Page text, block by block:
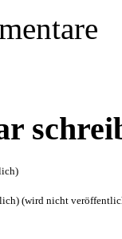
(wird nicht